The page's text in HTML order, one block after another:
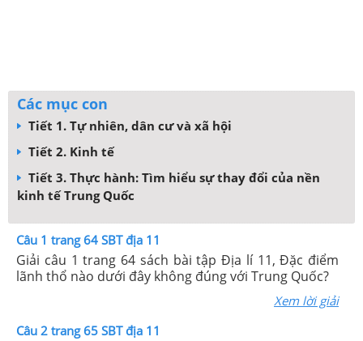
Các mục con
Tiết 1. Tự nhiên, dân cư và xã hội
Tiết 2. Kinh tế
Tiết 3. Thực hành: Tìm hiểu sự thay đổi của nền
kinh tế Trung Quốc
Câu 1 trang 64 SBT địa 11
Giải câu 1 trang 64 sách bài tập Địa lí 11, Đặc điểm
lãnh thổ nào dưới đây không đúng với Trung Quốc?
Xem lời giải
Câu 2 trang 65 SBT địa 11